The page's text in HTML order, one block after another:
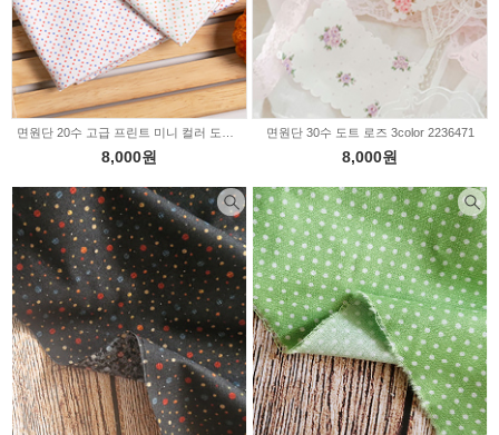
8,000원
면원단 30수 도트 로즈 3color 2236471
8,000원